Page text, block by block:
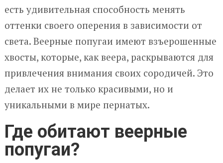
есть удивительная способность менять
оттенки своего оперения в зависимости от
света. Веерные попугаи имеют взъерошенные
хвосты, которые, как веера, раскрываются для
привлечения внимания своих сородичей. Это
делает их не только красивыми, но и
уникальными в мире пернатых.
Где обитают веерные
попугаи?